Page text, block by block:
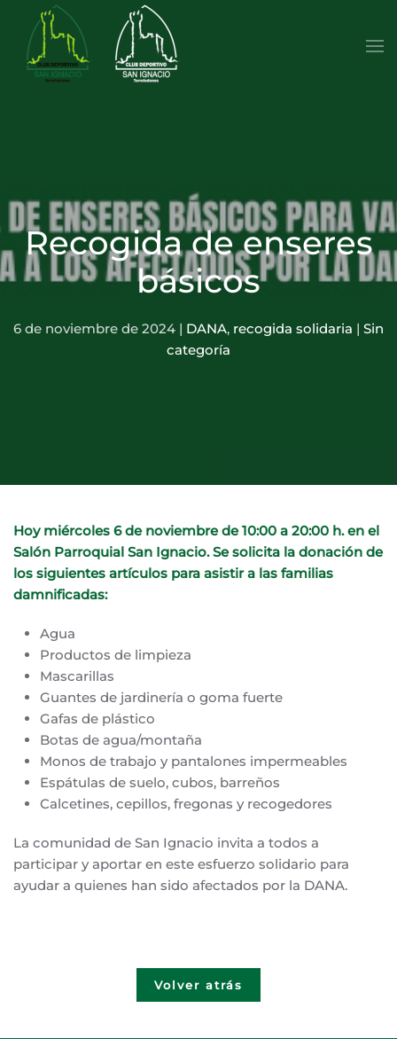
Skip to main content
Recogida de enseres
básicos
6 de noviembre de 2024 | DANA, recogida solidaria | Sin
categoría
Hoy miércoles 6 de noviembre de 10:00 a 20:00 h. en el
Salón Parroquial San Ignacio. Se solicita la donación de
los siguientes artículos para asistir a las familias
damnificadas:
Agua
Productos de limpieza
Mascarillas
Guantes de jardinería o goma fuerte
Gafas de plástico
Botas de agua/montaña
Monos de trabajo y pantalones impermeables
Espátulas de suelo, cubos, barreños
Calcetines, cepillos, fregonas y recogedores
La comunidad de San Ignacio invita a todos a
participar y aportar en este esfuerzo solidario para
ayudar a quienes han sido afectados por la DANA.
Volver atrás